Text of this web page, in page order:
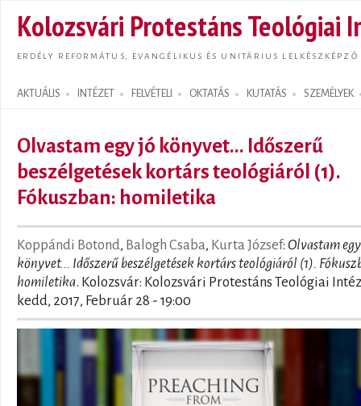
Kolozsvári Protestáns Teológiai
ERDÉLY REFORMÁTUS, EVANGÉLIKUS ÉS UNITÁRIUS LELKÉSZKÉPZŐ
AKTUÁLIS INTÉZET FELVÉTELI OKTATÁS KUTATÁS SZEMÉLYEK
Search form
Olvastam egy jó könyvet... Időszerű
beszélgetések kortárs teológiáról (1).
Fókuszban: homiletika
Koppándi Botond, Balogh Csaba, Kurta József: Olvastam
könyvet... Időszerű beszélgetések kortárs teológiáról (1).
homiletika. Kolozsvár: Kolozsvári Protestáns Teológiai
kedd, 2017, Február 28 - 19:00